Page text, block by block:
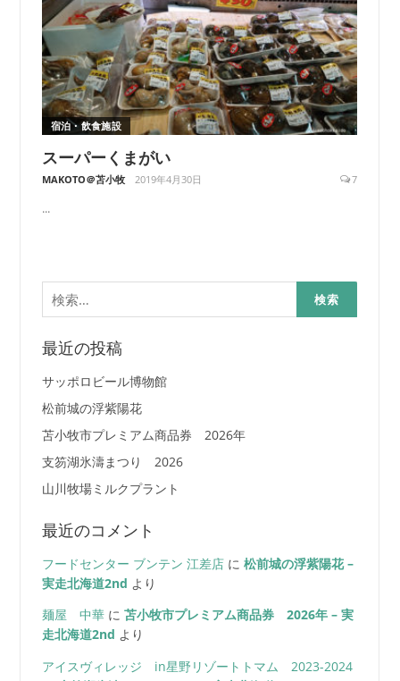
宿泊・飲食施設
スーパーくまがい
MAKOTO＠苫小牧 2019年4月30日 7
...
検
索:
最近の投稿
サッポロビール博物館
松前城の浮紫陽花
苫小牧市プレミアム商品券 2026年
支笏湖氷濤まつり 2026
山川牧場ミルクプラント
最近のコメント
フードセンター ブンテン 江差店に 松前城の浮紫陽花 –
実走北海道2nd より
麺屋 中華に 苫小牧市プレミアム商品券 2026年 – 実
走北海道2nd より
アイスヴィレッジ in星野リゾートトマム 2023-2024